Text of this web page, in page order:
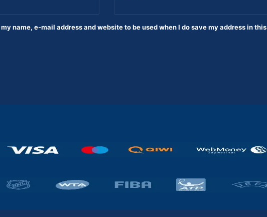
name, e-mail address and website to be used when I do save my address in this